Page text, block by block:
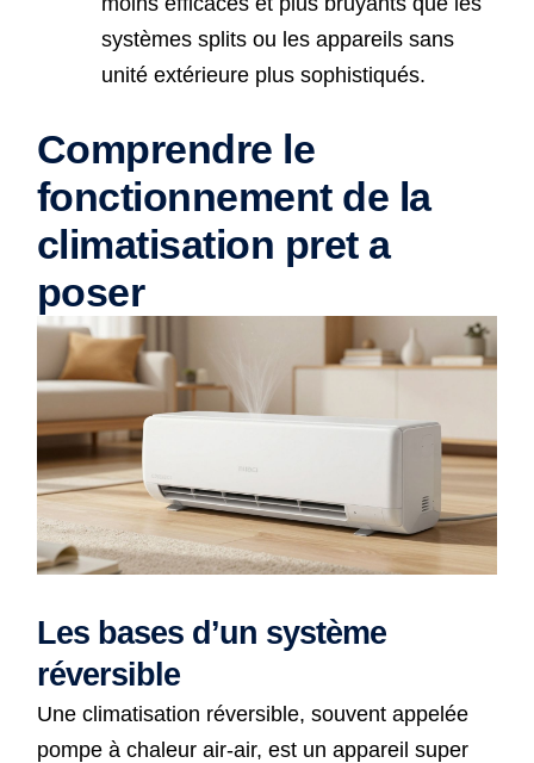
systèmes splits ou les appareils sans
unité extérieure plus sophistiqués.
Comprendre le
fonctionnement de la
climatisation pret a
poser
Les bases d’un système
réversible
Une climatisation réversible, souvent appelée
pompe à chaleur air-air, est un appareil super